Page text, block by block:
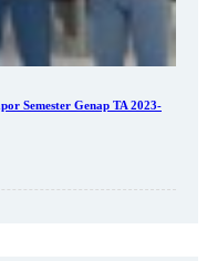
Semester Genap TA 2023-